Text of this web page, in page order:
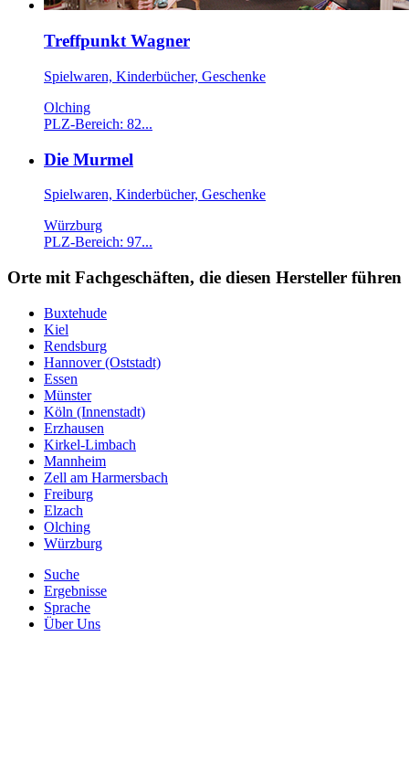
Treffpunkt Wagner
Spielwaren, Kinderbücher, Geschenke
Olching
PLZ-Bereich: 82...
Die Murmel
Spielwaren, Kinderbücher, Geschenke
Würzburg
PLZ-Bereich: 97...
Orte mit Fachgeschäften, die diesen Hersteller führen
Buxtehude
Kiel
Rendsburg
Hannover (Oststadt)
Essen
Münster
Köln (Innenstadt)
Erzhausen
Kirkel-Limbach
Mannheim
Zell am Harmersbach
Freiburg
Elzach
Olching
Würzburg
Suche
Ergebnisse
Sprache
Über Uns